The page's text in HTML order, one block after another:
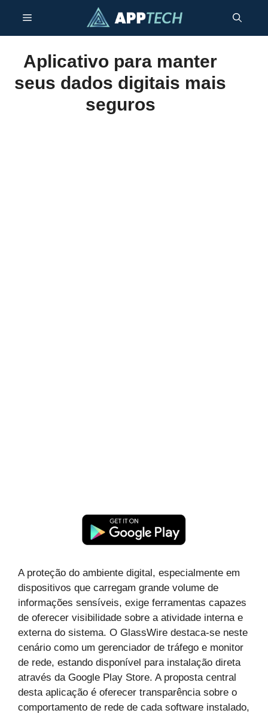
o
Menu
Aplicativo para manter
seus dados digitais mais
seguros
A proteção do ambiente digital, especialmente em
dispositivos que carregam grande volume de
informações sensíveis, exige ferramentas capazes
de oferecer visibilidade sobre a atividade interna e
externa do sistema. O GlassWire destaca-se neste
cenário como um gerenciador de tráfego e monitor
de rede, estando disponível para instalação direta
através da Google Play Store. A proposta central
desta aplicação é oferecer transparência sobre o
comportamento de rede de cada software instalado,